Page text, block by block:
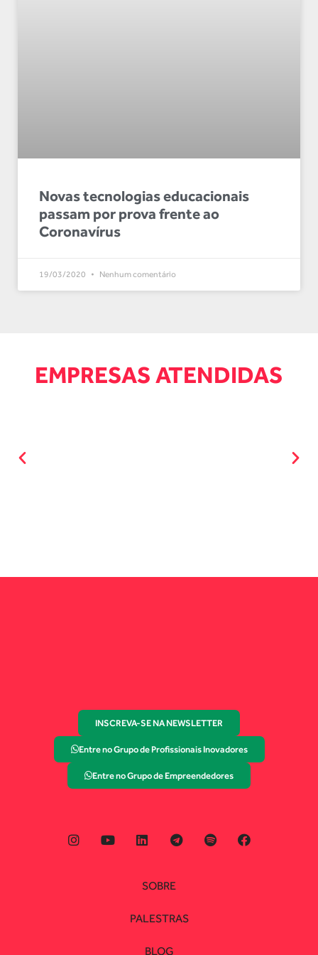
Novas tecnologias educacionais
passam por prova frente ao
Coronavírus
19/03/2020 Nenhum comentário
EMPRESAS ATENDIDAS
INSCREVA-SE NA NEWSLETTER
Entre no Grupo de Profissionais Inovadores
Entre no Grupo de Empreendedores
SOBRE
PALESTRAS
BLOG